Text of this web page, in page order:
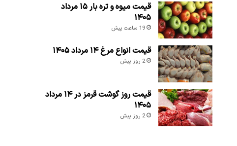
قیمت میوه و تره بار ۱۵ مرداد
۱۴۰۵
19 ساعت پیش
قیمت انواع مرغ ۱۴ مرداد ۱۴۰۵
2 روز پیش
قیمت روز گوشت قرمز در ۱۴ مرداد
۱۴۰۵
2 روز پیش